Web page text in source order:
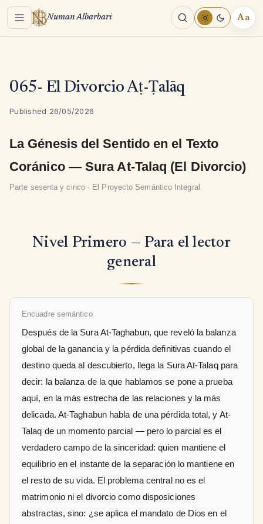
Menu Numan Albarbari Aa
065- El Divorcio Aṭ-Ṭalāq
Published 26/05/2026
La Génesis del Sentido en el Texto
Coránico — Sura At-Talaq (El Divorcio)
Parte sesenta y cinco · El Proyecto Semántico Integral
Nivel Primero — Para el lector
general
Encuadre semántico
Después de la Sura At-Taghabun, que reveló la balanza
global de la ganancia y la pérdida definitivas cuando el
destino queda al descubierto, llega la Sura At-Talaq para
decir: la balanza de la que hablamos se pone a prueba
aquí, en la más estrecha de las relaciones y la más
delicada. At-Taghabun habla de una pérdida total, y At-
Talaq de un momento parcial — pero lo parcial es el
verdadero campo de la sinceridad: quien mantiene el
equilibrio en el instante de la separación lo mantiene en
el resto de su vida. El problema central no es el
matrimonio ni el divorcio como disposiciones
abstractas, sino: ¿se aplica el mandato de Dios en el